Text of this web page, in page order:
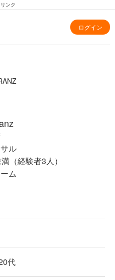
ンク
ログイン
ル
（経験者3人）
ム
代